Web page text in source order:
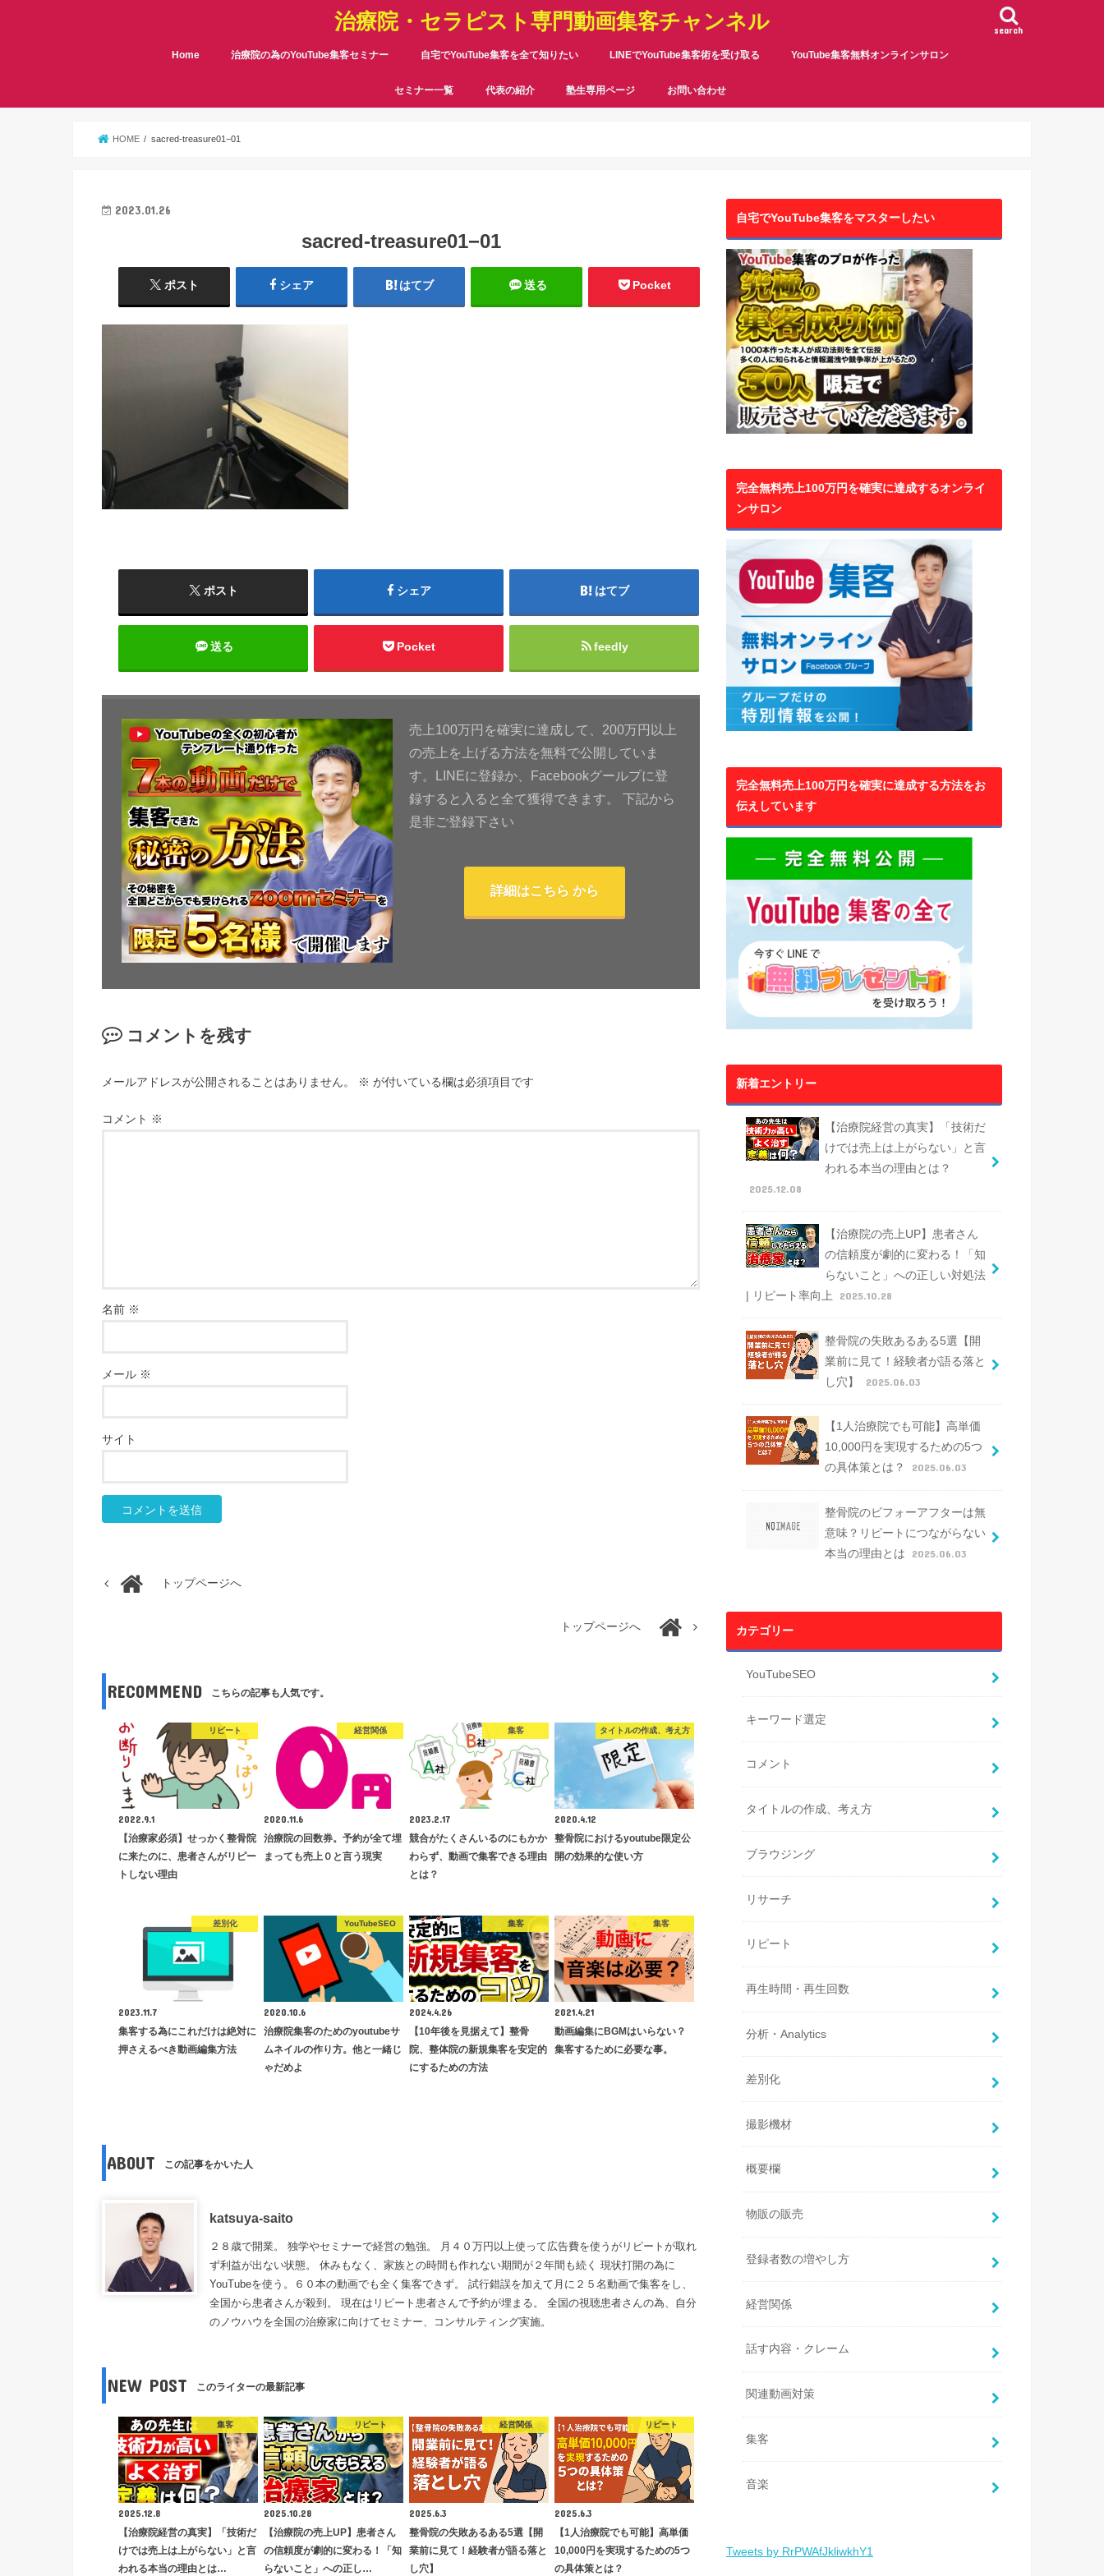
治療院・セラピスト専門動画集客チャンネル search
Home 治療院の為のYouTube集客セミナー 自宅でYouTube集客を全て知りたい LINEでYouTube集客術を受け取る YouTube集客無料オンラインサロン
セミナー一覧 代表の紹介 塾生専用ページ お問い合わせ
HOME sacred-treasure01−01
2023.01.26
sacred-treasure01−01
ポスト シェア はてブ 送る Pocket
ポスト シェア はてブ
送る Pocket feedly
売上100万円を確実に達成して、200万円以上
の売上を上げる方法を無料で公開していま
す。LINEに登録か、Facebookグールプに登
録すると入ると全て獲得できます。 下記から
是非ご登録下さい
詳細はこちら から
コメントを残す
メールアドレスが公開されることはありません。 ※ が付いている欄は必須項目です
コメント ※
名前 ※
メール ※
サイト
トップページへ
トップページへ
RECOMMEND こちらの記事も人気です。
リピート
2022.9.1
【治療家必須】せっかく整骨院
に来たのに、患者さんがリピー
トしない理由
経営関係
2020.11.6
治療院の回数券。予約が全て埋
まっても売上０と言う現実
集客
2023.2.17
競合がたくさんいるのにもかか
わらず、動画で集客できる理由
とは？
タイトルの作成、考え方
2020.4.12
整骨院におけるyoutube限定公
開の効果的な使い方
差別化
2023.11.7
集客する為にこれだけは絶対に
押さえるべき動画編集方法
YouTubeSEO
2020.10.6
治療院集客のためのyoutubeサ
ムネイルの作り方。他と一緒じ
ゃだめよ
集客
2024.4.26
【10年後を見据えて】整骨
院、整体院の新規集客を安定的
にするための方法
集客
2021.4.21
動画編集にBGMはいらない？
集客するために必要な事。
ABOUT この記事をかいた人
katsuya-saito
２８歳で開業。 独学やセミナーで経営の勉強。 月４０万円以上使って広告費を使うがリピートが取れ
ず利益が出ない状態。 休みもなく、家族との時間も作れない期間が２年間も続く 現状打開の為に
YouTubeを使う。６０本の動画でも全く集客できず。 試行錯誤を加えて月に２５名動画で集客をし、
全国から患者さんが殺到。 現在はリピート患者さんで予約が埋まる。 全国の視聴患者さんの為、自分
のノウハウを全国の治療家に向けてセミナー、コンサルティング実施。
NEW POST このライターの最新記事
集客
2025.12.8
【治療院経営の真実】「技術だ
けでは売上は上がらない」と言
われる本当の理由とは…
リピート
2025.10.28
【治療院の売上UP】患者さん
の信頼度が劇的に変わる！「知
らないこと」への正し…
経営関係
2025.6.3
整骨院の失敗あるある5選【開
業前に見て！経験者が語る落と
し穴】
リピート
2025.6.3
【1人治療院でも可能】高単価
10,000円を実現するための5つ
の具体策とは？
自宅でYouTube集客をマスターしたい
完全無料売上100万円を確実に達成するオンライ
ンサロン
完全無料売上100万円を確実に達成する方法をお
伝えしています
新着エントリー
【治療院経営の真実】「技術だ
けでは売上は上がらない」と言
われる本当の理由とは？
2025.12.08
【治療院の売上UP】患者さん
の信頼度が劇的に変わる！「知
らないこと」への正しい対処法
| リピート率向上
2025.10.28
整骨院の失敗あるある5選【開
業前に見て！経験者が語る落と
し穴】
2025.06.03
【1人治療院でも可能】高単価
10,000円を実現するための5つ
の具体策とは？
2025.06.03
整骨院のビフォーアフターは無
意味？リピートにつながらない
本当の理由とは
2025.06.03
カテゴリー
YouTubeSEO
キーワード選定
コメント
タイトルの作成、考え方
ブラウジング
リサーチ
リピート
再生時間・再生回数
分析・Analytics
差別化
撮影機材
概要欄
物販の販売
登録者数の増やし方
経営関係
話す内容・クレーム
関連動画対策
集客
音楽
Tweets by RrPWAfJkliwkhY1